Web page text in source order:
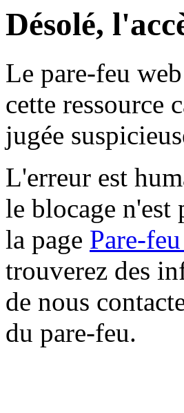
Désolé,
Le pare-feu
cette ressource
jugée
L'erreur est
le blocage n'est
la page Pare-
trouverez des
de nous
du pare-feu.